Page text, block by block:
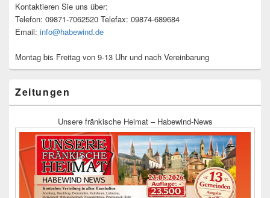
Kontaktieren Sie uns über:
Telefon: 09871-7062520 Telefax: 09874-689684
Email: info@habewind.de
Montag bis Freitag von 9-13 Uhr und nach Vereinbarung
Zeitungen
Unsere fränkische Heimat – Habewind-News